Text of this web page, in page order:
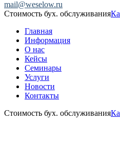
mail@weselow.ru
Стоимость бух. обслуживания
Главная
Информация
О нас
Кейсы
Семинары
Услуги
Новости
Контакты
Стоимость бух. обслуживания